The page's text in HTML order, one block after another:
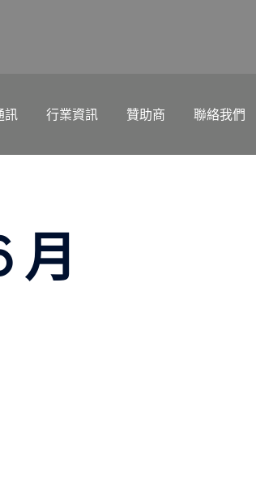
訊 行業資訊 贊助商 聯絡我們
月